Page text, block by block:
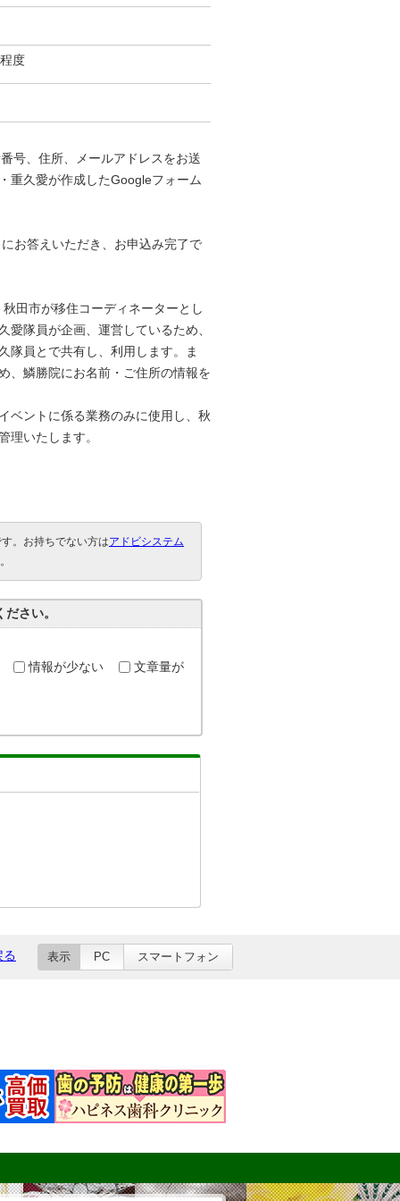
度
号、住所、メールアドレスをお送
重久愛が作成したGoogleフォーム
お答えいただき、お申込み完了で
田市が移住コーディネーターとし
愛隊員が企画、運営しているため、
隊員とで共有し、利用します。ま
、鱗勝院にお名前・ご住所の情報を
ベントに係る業務のみに使用し、秋
理いたします。
。お持ちでない方はアドビシステム
さい。
情報が少ない
文章量が
る 表示 PC スマートフォン